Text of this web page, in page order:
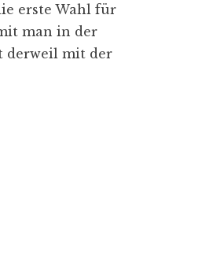
erste Wahl für
man in der
derweil mit der